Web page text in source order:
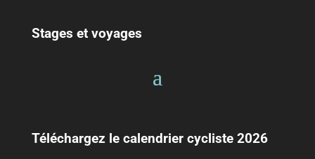
Stages et voyages
Téléchargez le calendrier cycliste 2026